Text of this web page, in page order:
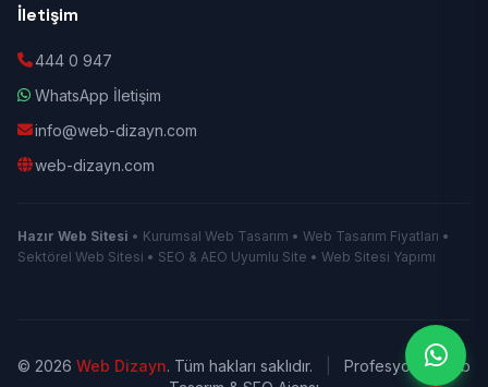
İletişim
444 0 947
WhatsApp İletişim
info@web-dizayn.com
web-dizayn.com
Hazır Web Sitesi • Kurumsal Web Tasarım • Web Tasarım Fiyatları •
Sektörel Web Sitesi • SEO & AEO Uyumlu Site • Web Sitesi Yapımı
© 2026 Web Dizayn. Tüm hakları saklıdır.
Profesyonel Web